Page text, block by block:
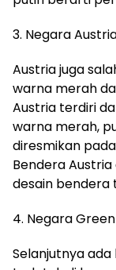
3. NegaraA
Austria juga
warna merah
Austria terdiri
warna merah,
diresmikan pada
BenderaAustria
desain bendera
4. NegaraG
Selanjutnya